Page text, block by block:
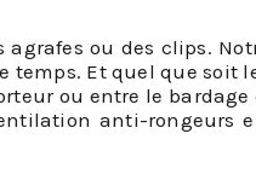
ou des clips.
Et quel que soit
ou entre le
anti-rongeurs